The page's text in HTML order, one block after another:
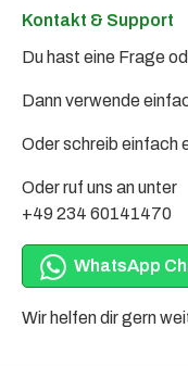
Kontakt & Support
Du hast eine Frage
Dann verwende
Oder schreib einfach
Oder ruf uns an unter
+49 234 60141470
WhatsApp
Wir helfen dir gern